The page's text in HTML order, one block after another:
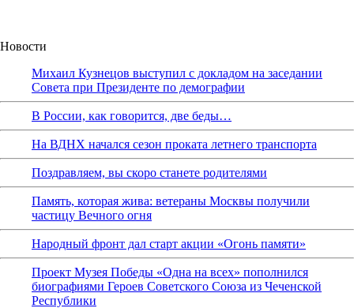
Новости
Михаил Кузнецов выступил с докладом на заседании
Совета при Президенте по демографии
В России, как говорится, две беды…
На ВДНХ начался сезон проката летнего транспорта
Поздравляем, вы скоро станете родителями
Память, которая жива: ветераны Москвы получили
частицу Вечного огня
Народный фронт дал старт акции «Огонь памяти»
Проект Музея Победы «Одна на всех» пополнился
биографиями Героев Советского Союза из Чеченской
Республики